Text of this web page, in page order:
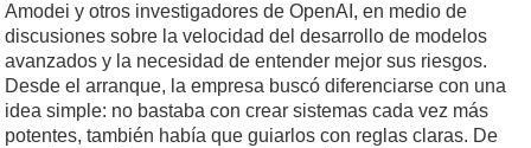
Amodei y otros investigadores de OpenAI, en medio de
discusiones sobre la velocidad del desarrollo de modelos
avanzados y la necesidad de entender mejor sus riesgos.
Desde el arranque, la empresa buscó diferenciarse con una
idea simple: no bastaba con crear sistemas cada vez más
potentes, también había que guiarlos con reglas claras. De